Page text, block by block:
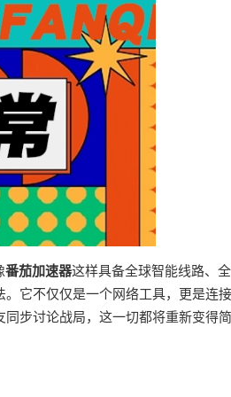
番茄加速器这样具备全球智能线路、
它不仅仅是一个网络工具，更是连
步讨论战局，这一切都将重新变得